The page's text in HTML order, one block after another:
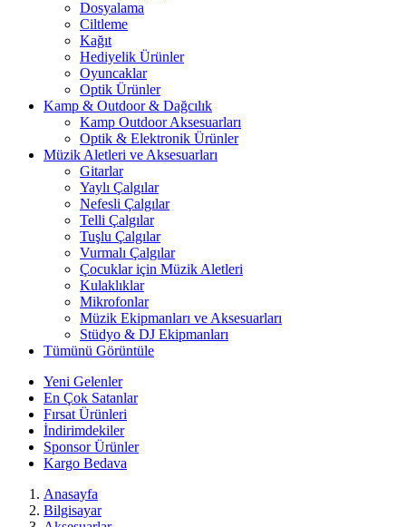
Dosyalama
Ciltleme
Kağıt
Hediyelik Ürünler
Oyuncaklar
Optik Ürünler
Kamp & Outdoor & Dağcılık
Kamp Outdoor Aksesuarları
Optik & Elektronik Ürünler
Müzik Aletleri ve Aksesuarları
Gitarlar
Yaylı Çalgılar
Nefesli Çalgılar
Telli Çalgılar
Tuşlu Çalgılar
Vurmalı Çalgılar
Çocuklar için Müzik Aletleri
Kulaklıklar
Mikrofonlar
Müzik Ekipmanları ve Aksesuarları
Stüdyo & DJ Ekipmanları
Tümünü Görüntüle
Yeni Gelenler
En Çok Satanlar
Fırsat Ürünleri
İndirimdekiler
Sponsor Ürünler
Kargo Bedava
Anasayfa
Bilgisayar